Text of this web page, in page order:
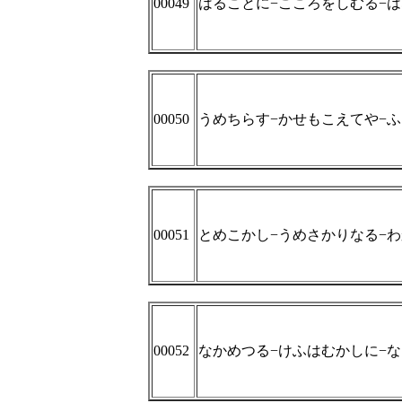
00050 うめちらす−かせもこえてや−
00051 とめこかし−うめさかりなる−
00052 なかめつる−けふはむかしに−